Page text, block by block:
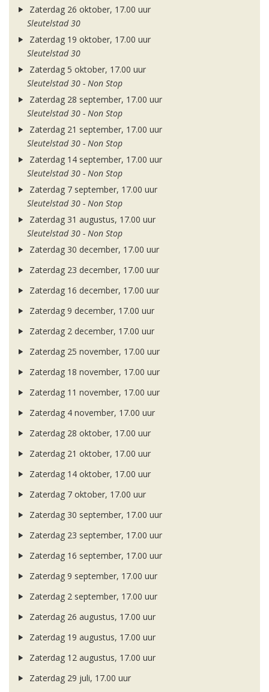
Zaterdag 26 oktober, 17.00 uur
Sleutelstad 30
Zaterdag 19 oktober, 17.00 uur
Sleutelstad 30
Zaterdag 5 oktober, 17.00 uur
Sleutelstad 30 - Non Stop
Zaterdag 28 september, 17.00 uur
Sleutelstad 30 - Non Stop
Zaterdag 21 september, 17.00 uur
Sleutelstad 30 - Non Stop
Zaterdag 14 september, 17.00 uur
Sleutelstad 30 - Non Stop
Zaterdag 7 september, 17.00 uur
Sleutelstad 30 - Non Stop
Zaterdag 31 augustus, 17.00 uur
Sleutelstad 30 - Non Stop
Zaterdag 30 december, 17.00 uur
Zaterdag 23 december, 17.00 uur
Zaterdag 16 december, 17.00 uur
Zaterdag 9 december, 17.00 uur
Zaterdag 2 december, 17.00 uur
Zaterdag 25 november, 17.00 uur
Zaterdag 18 november, 17.00 uur
Zaterdag 11 november, 17.00 uur
Zaterdag 4 november, 17.00 uur
Zaterdag 28 oktober, 17.00 uur
Zaterdag 21 oktober, 17.00 uur
Zaterdag 14 oktober, 17.00 uur
Zaterdag 7 oktober, 17.00 uur
Zaterdag 30 september, 17.00 uur
Zaterdag 23 september, 17.00 uur
Zaterdag 16 september, 17.00 uur
Zaterdag 9 september, 17.00 uur
Zaterdag 2 september, 17.00 uur
Zaterdag 26 augustus, 17.00 uur
Zaterdag 19 augustus, 17.00 uur
Zaterdag 12 augustus, 17.00 uur
Zaterdag 29 juli, 17.00 uur